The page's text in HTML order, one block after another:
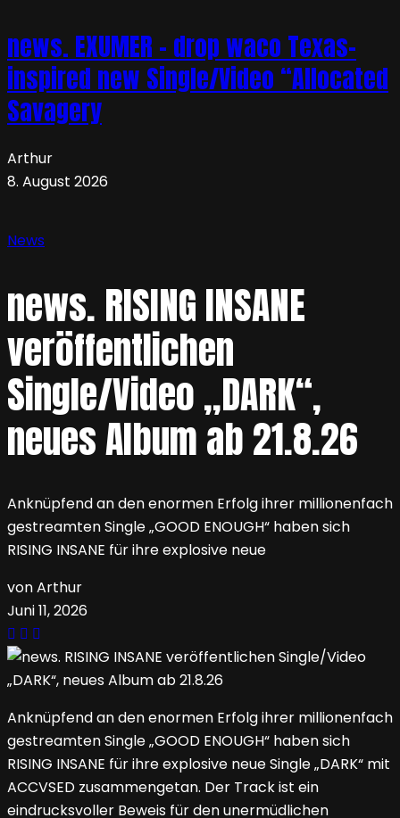
news. EXUMER – drop waco Texas-
inspired new Single/Video “Allocated
Savagery
Arthur
8. August 2026
News
news. RISING INSANE
veröffentlichen
Single/Video „DARK“,
neues Album ab 21.8.26
Anknüpfend an den enormen Erfolg ihrer millionenfach
gestreamten Single „GOOD ENOUGH“ haben sich
RISING INSANE für ihre explosive neue
von Arthur
Juni 11, 2026
Anknüpfend an den enormen Erfolg ihrer millionenfach
gestreamten Single „GOOD ENOUGH“ haben sich
RISING INSANE für ihre explosive neue Single „DARK“ mit
ACCVSED zusammengetan. Der Track ist ein
eindrucksvoller Beweis für den unermüdlichen